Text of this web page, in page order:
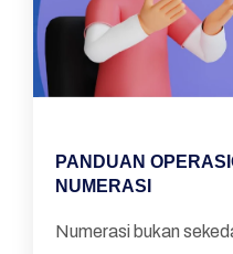
PANDUAN
NUMERASI
Numerasi bukan